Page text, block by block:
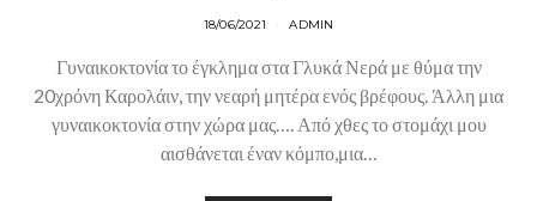
18/06/2021 ADMIN
Γυναικοκτονία το έγκλημα στα Γλυκά Νερά με θύμα την
20χρόνη Καρολάιν, την νεαρή μητέρα ενός βρέφους. Άλλη μια
γυναικοκτονία στην χώρα μας…. Από χθες το στομάχι μου
αισθάνεται έναν κόμπο,μια…